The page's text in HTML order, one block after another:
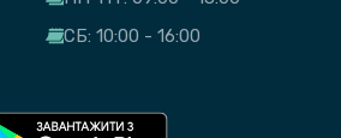
СБ: 10:00 - 16:00